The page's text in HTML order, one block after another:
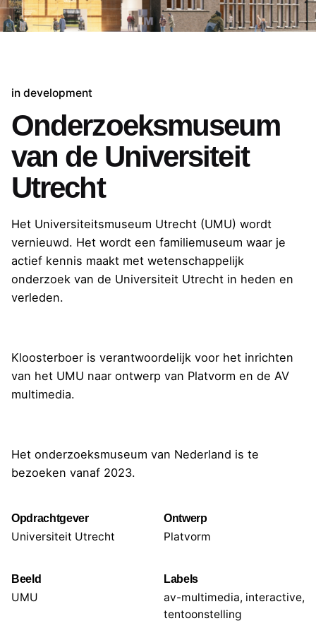
in development
Onderzoeksmuseum
van de Universiteit
Utrecht
Het Universiteitsmuseum Utrecht (UMU) wordt
vernieuwd. Het wordt een familiemuseum waar je
actief kennis maakt met wetenschappelijk
onderzoek van de Universiteit Utrecht in heden en
verleden.
Kloosterboer is verantwoordelijk voor het inrichten
van het UMU naar ontwerp van Platvorm en de AV
multimedia.
Het onderzoeksmuseum van Nederland is te
bezoeken vanaf 2023.
Opdrachtgever
Universiteit Utrecht
Ontwerp
Platvorm
Beeld
UMU
Labels
av-multimedia, interactive,
tentoonstelling